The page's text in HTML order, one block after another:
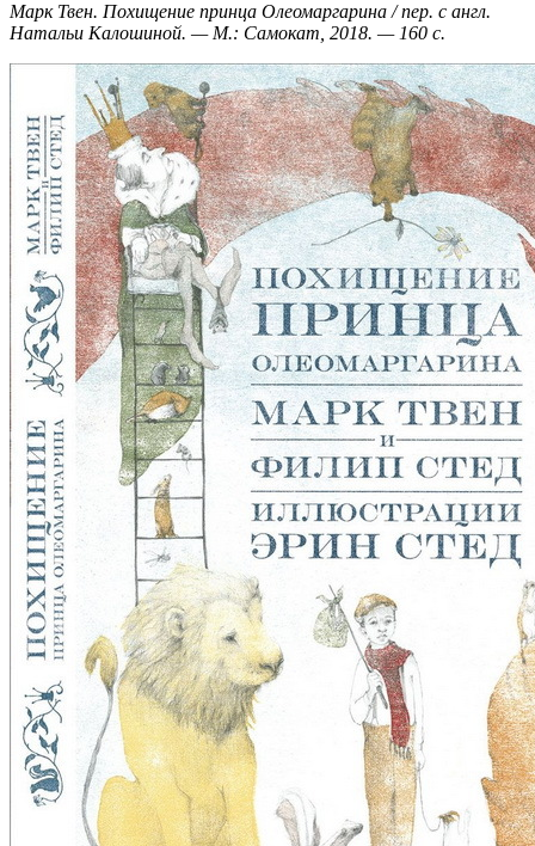
Марк Твен. Похищение принца Олеомаргарина / пер. с англ.
Натальи Калошиной. — М.: Самокат, 2018. — 160 с.